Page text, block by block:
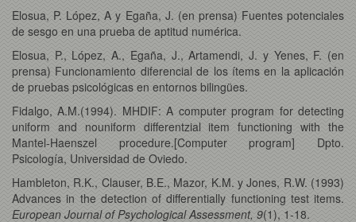
Elosua, P. López, A y Egaña, J. (en prensa) Fuentes potenciales
de sesgo en una prueba de aptitud numérica.
Elosua, P., López, A., Egaña, J., Artamendi, J. y Yenes, F. (en
prensa) Funcionamiento diferencial de los ítems en la aplicación
de pruebas psicológicas en entornos bilingües.
Fidalgo, A.M.(1994). MHDIF: A computer program for detecting
uniform and nouniform differentzial item functioning with the
Mantel-Haenszel procedure.[Computer program] Dpto.
Psicología, Universidad de Oviedo.
Hambleton, R.K., Clauser, B.E., Mazor, K.M. y Jones, R.W. (1993)
Advances in the detection of differentially functioning test items.
European Journal of Psychological Assessment, 9(1), 1-18.